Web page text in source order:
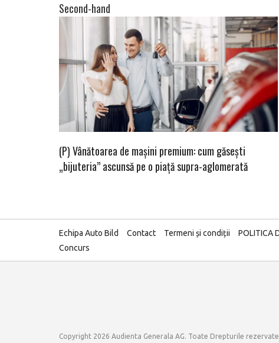
Second-hand
(P) Vânătoarea de mașini premium: cum găsești
„bijuteria” ascunsă pe o piață supra-aglomerată
Echipa Auto Bild Contact Termeni și condiții POLITICA
Concurs
Copyright 2026 Audienta Generala AG. Toate Drepturile rezervate